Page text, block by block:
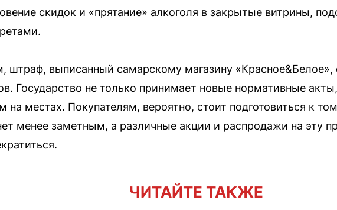
скидок и «прятание» алкоголя в закрытые витрины,
штраф, выписанный самарскому магазину «Красное&Белое»,
Государство не только принимает новые нормативные
на местах. Покупателям, вероятно, стоит подготовиться к
менее заметным, а различные акции и распродажи на эту
ЧИТАЙТЕ ТАКЖЕ